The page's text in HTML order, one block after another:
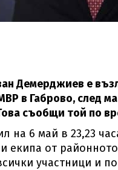
Демерджиев е
в Габрово, след
съобщи той по
на 6 май в 23,23
екипа от
участници и